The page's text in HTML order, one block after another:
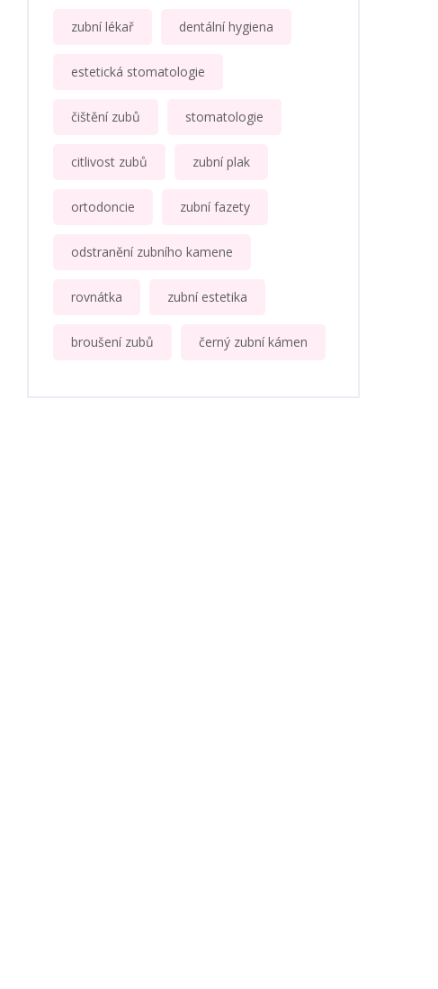
zubní lékař dentální hygiena
estetická stomatologie
čištění zubů stomatologie
citlivost zubů zubní plak
ortodoncie zubní fazety
odstranění zubního kamene
rovnátka zubní estetika
broušení zubů černý zubní kámen